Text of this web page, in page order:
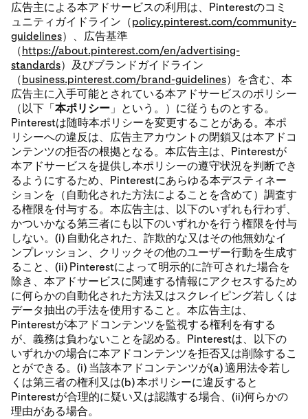
広告主による本アドサービスの利用は、Pinterestのコミ
ュニティガイドライン（policy.pinterest.com/community-
guidelines）、広告基準
（ https://about.pinterest.com/en/advertising-
standards）及びブランドガイドライン
（ business.pinterest.com/brand-guidelines）を含む、本
広告主に入手可能とされている本アドサービスのポリシー
（以下「 本ポリシー 」という。）に従うものとする。
Pinterestは随時本ポリシーを変更することがある。本ポ
リシーへの違反は、広告主アカウントの閉鎖又は本アドコ
ンテンツの拒否の根拠となる。本広告主は、Pinterestが
本アドサービスを提供し本ポリシーの遵守状況を判断でき
るようにするため、Pinterestにあらゆる本デスティネー
ションを（自動化された方法によることを含めて）調査す
る権限を付与する。本広告主は、以下のいずれも行わず、
かついかなる第三者にも以下のいずれかを行う権限を付与
しない。(i) 自動化された、詐欺的な又はその他無効なイ
ンプレッション、クリックその他のユーザー行動を生成す
ること、(ii) Pinterestによって明示的に許可された場合を
除き、本アドサービスに関連する情報にアクセスするため
に何らかの自動化された方法又はスクレイピング若しくは
データ抽出の手法を使用すること。本広告主は、
Pinterestが本アドコンテンツを監視する権利を有する
が、義務は負わないことを認める。Pinterestは、以下の
いずれかの場合に本アドコンテンツを拒否又は削除するこ
とができる。(i) 当該本アドコンテンツが(a) 適用法令若し
くは第三者の権利又は(b) 本ポリシーに違反すると
Pinterestが合理的に疑い又は認識する場合、(ii)何らかの
理由がある場合。